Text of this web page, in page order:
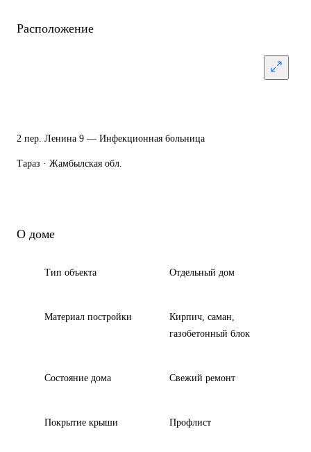
Расположение
2 пер. Ленина 9 — Инфекционная больница
Тараз · Жамбылская обл.
О доме
Тип объекта Отдельный дом
Материал постройки
Кирпич, саман,
газобетонный блок
Состояние дома Свежий ремонт
Покрытие крыши Профлист